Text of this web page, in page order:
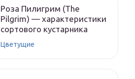
Роза Пилигрим (The
Pilgrim) — характеристики
сортового кустарника
Цветущие